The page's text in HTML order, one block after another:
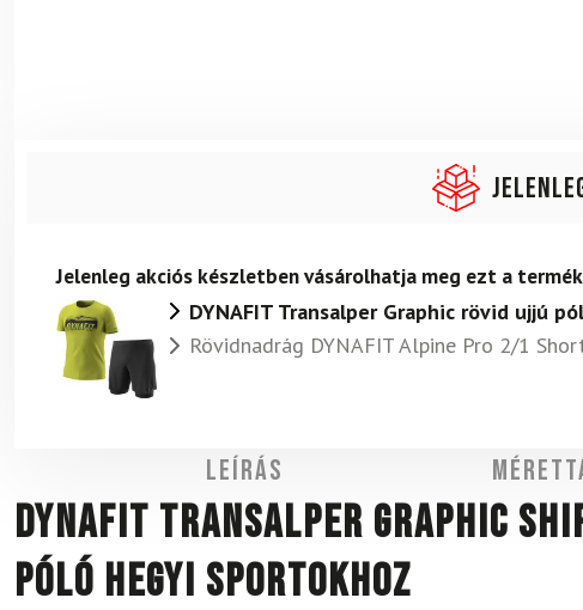
Jelenleg akciós készletben vásárolhatja meg ezt a
DYNAFIT Transalper Graphic rövid ujjú
Rövidnadrág DYNAFIT Alpine Pro 2/1
Leírás
DYNAFIT Transalper Graphic
póló hegyi sportokhoz